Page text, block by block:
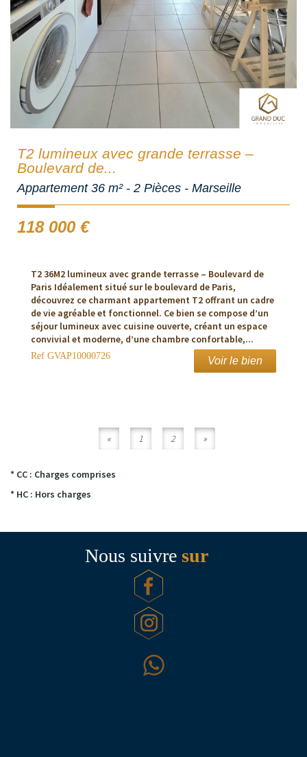
T2 lumineux avec grande terrasse –
Boulevard de...
Appartement 36 m² - 2 Pièces - Marseille
118 000 €
T2 36M2 lumineux avec grande terrasse – Boulevard de
Paris Idéalement situé sur le boulevard de Paris,
découvrez ce charmant appartement T2 offrant un cadre
de vie agréable et fonctionnel. Ce bien se compose d’un
séjour lumineux avec cuisine ouverte, créant un espace
convivial et moderne, d’une chambre confortable,...
Ref GVAP10000726 Voir le bien
« 1 2 »
* CC : Charges comprises
* HC : Hors charges
Nous suivre sur